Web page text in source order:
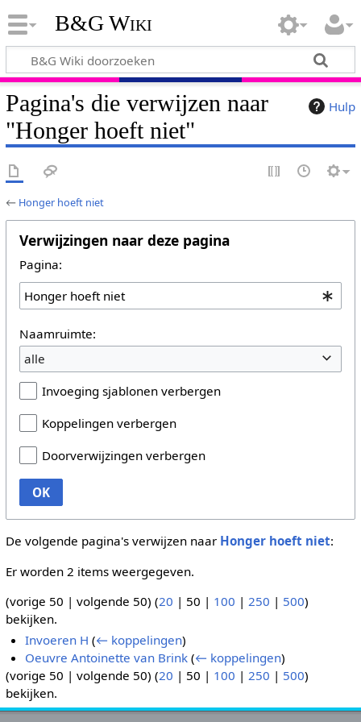
B&G Wiki
Hulp
Pagina's die verwijzen naar
"Honger hoeft niet"
← Honger hoeft niet
Verwijzingen naar deze pagina
Pagina:
Naamruimte:
alle
Invoeging sjablonen verbergen
Koppelingen verbergen
Doorverwijzingen verbergen
OK
De volgende pagina's verwijzen naar Honger hoeft niet:
Er worden 2 items weergegeven.
(vorige 50 | volgende 50) (20 | 50 | 100 | 250 | 500)
bekijken.
Invoeren H (← koppelingen)
Oeuvre Antoinette van Brink (← koppelingen)
(vorige 50 | volgende 50) (20 | 50 | 100 | 250 | 500)
bekijken.